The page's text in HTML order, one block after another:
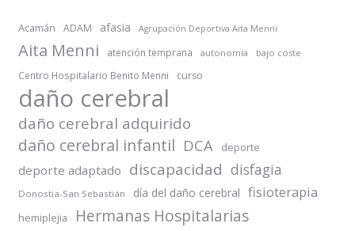
Acamán ADAM afasia Agrupación Deportiva Aita Menni
Aita Menni atención temprana autonomía bajo coste
Centro Hospitalario Benito Menni curso
daño cerebral
daño cerebral adquirido
daño cerebral infantil DCA deporte
deporte adaptado discapacidad disfagia
Donostia-San Sebastián día del daño cerebral fisioterapia
hemiplejia Hermanas Hospitalarias